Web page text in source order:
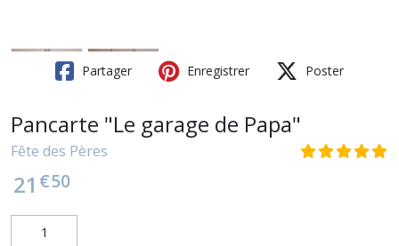
Partager Enregistrer Poster
Pancarte "Le garage de Papa"
Fête des Pères
21 €50